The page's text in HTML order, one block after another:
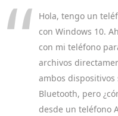
Hola, tengo un
con Windows 10.
con mi teléfono
archivos
ambos
Bluetooth, pero
desde un teléfono